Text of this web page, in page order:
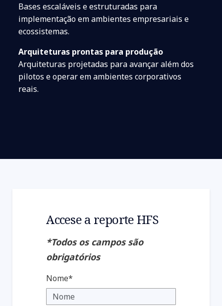
Bases escaláveis e estruturadas para
implementação em ambientes empresariais e
ecossistemas.
Arquiteturas prontas para produção
Arquiteturas projetadas para avançar além dos
pilotos e operar em ambientes corporativos
reais.
Accese a reporte HFS
*Todos os campos são
obrigatórios
Nome*